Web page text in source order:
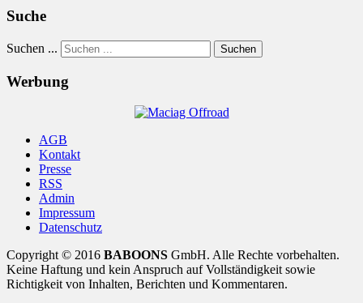
Suche
Suchen ... Suchen
Werbung
AGB
Kontakt
Presse
RSS
Admin
Impressum
Datenschutz
Copyright © 2016 BABOONS GmbH. Alle Rechte vorbehalten.
Keine Haftung und kein Anspruch auf Vollständigkeit sowie
Richtigkeit von Inhalten, Berichten und Kommentaren.